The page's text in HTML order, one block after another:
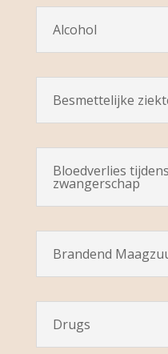
Alcohol
Besmettelijke
Bloedverlies
zwangerschap
Brandend
Drugs